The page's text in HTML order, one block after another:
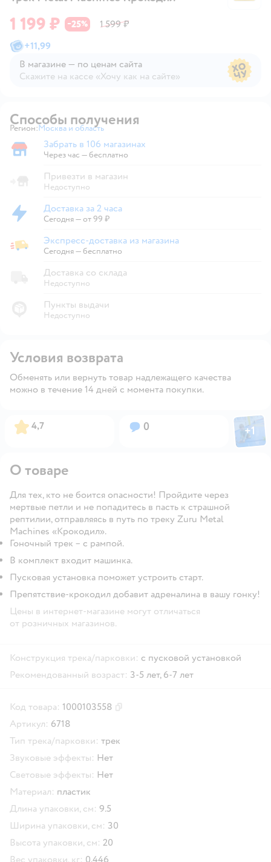
1 199 ₽ −25%
1 599 ₽
+11,99
В магазине — по ценам сайта
Скажите на кассе «Хочу как на сайте»
Способы получения
Регион: Выбор адреса доставки.
Москва и область
Забрать в магазине
Забрать в 106 магазинах
Через час — бесплатно
Привезти в магазин
Недоступно
Доставка за 2 часа
Доставка за 2 часа
Сегодня—от 99 ₽
Экспресс-доставка из магазина
Экспресс-доставка из магазина
Сегодня—бесплатно
Доставка со склада
Недоступно
Пункты выдачи
Недоступно
Условия возврата
Обменять или вернуть товар надлежащего качества
можно в течение 14 дней с момента покупки.
Рейтинг:
4,7 Вопросов:
0 Фото
+1
О товаре
Для тех, кто не боится опасности! Пройдите через
мертвые петли и не попадитесь в пасть к страшной
рептилии, отправляясь в путь по треку Zuru Metal
Machines «Крокодил».
Гоночный трек – с рампой.
В комплект входит машинка.
Пусковая установка поможет устроить старт.
Препятствие-крокодил добавит адреналина в вашу гонку!
Цены в интернет-магазине могут отличаться
от розничных магазинов.
Конструкция трека/парковки: с пусковой установкой
Рекомендованный возраст: 3-5 лет, 6-7 лет
Код товара: 1000103558
Артикул: 6718
Тип трека/парковки: трек
Звуковые эффекты: Нет
Световые эффекты: Нет
Материал: пластик
Длина упаковки, см: 9.5
Ширина упаковки, см: 30
Высота упаковки, см: 20
Вес упаковки, кг: 0.446